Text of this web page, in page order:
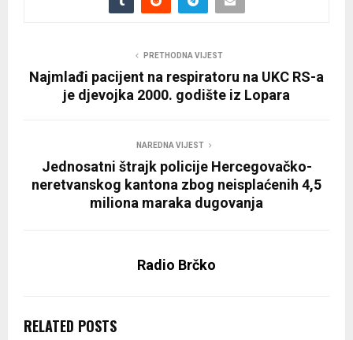
PRETHODNA VIJEST
Najmlađi pacijent na respiratoru na UKC RS-a
је djevojka 2000. godište iz Lopara
NAREDNA VIJEST
Jednosatni štrajk policije Hercegovačko-
neretvanskog kantona zbog neisplaćenih 4,5
miliona maraka dugovanja
Radio Brčko
RELATED POSTS